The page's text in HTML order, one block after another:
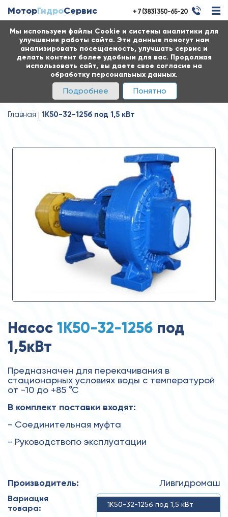
Мы используем файлы Cookie и системы аналитики для
улучшения работы сайта. Эти данные помогут нам
анализировать посещаемость, улучшать сервис и
делать контент более удобным для вас. Продолжая
использовать сайт, вы даете свое согласие на
обработку персональных данных.
Подробнее Понятно
МоторГидроСервис + 7 (383) 350-65-20
Главная 1К50-32-125б под 1,5 кВт
Насос 1К50-32-125б под
1,5кВт
Предназначен для перекачивания в
стационарных условиях воды с температурой
от -10 до +85 °С
В комплект поставки входят:
- Соединительная муфта
- Руководствопо эксплуатации
Производитель: Ливгидромаш
Вариация
товара:
1К50-32-125б под 1,5 кВт